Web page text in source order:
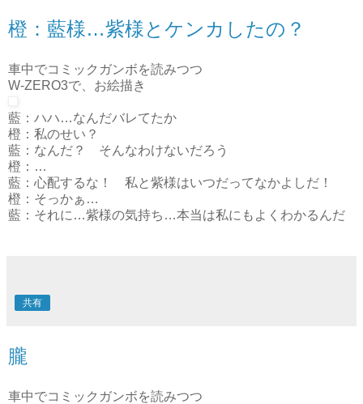
橙：藍様…紫様とケンカしたの？
車中でコミックガンボを読みつつ
W-ZERO3で、お絵描き
藍：ハハ…なんだバレてたか
橙：私のせい？
藍：なんだ？ そんなわけないだろう
橙：…
藍：心配するな！ 私と紫様はいつだってなかよしだ！
橙：そっかぁ…
藍：それに…紫様の気持ち…本当は私にもよくわかるんだ
共有
朧
車中でコミックガンボを読みつつ